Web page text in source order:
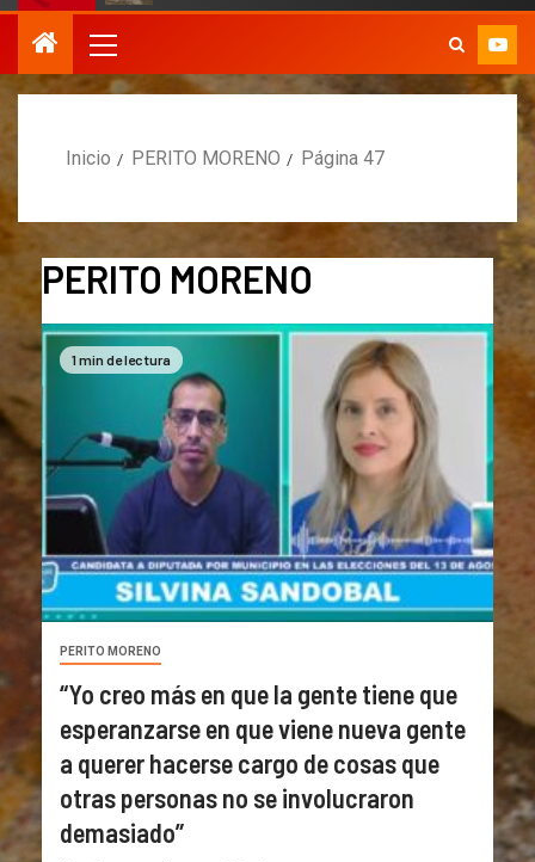
Inicio PERITO MORENO Página 47
PERITO MORENO
1 min de lectura
PERITO MORENO
“Yo creo más en que la gente tiene que
esperanzarse en que viene nueva gente
a querer hacerse cargo de cosas que
otras personas no se involucraron
demasiado”